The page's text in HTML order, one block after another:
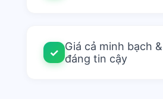
✓ Giá cả minh bạch
đáng tin cậy